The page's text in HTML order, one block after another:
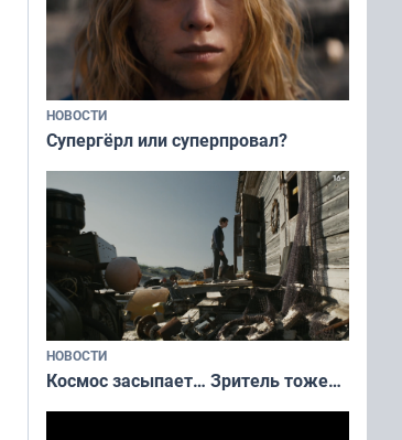
НОВОСТИ
Супергёрл или суперпровал?
НОВОСТИ
Космос засыпает… Зритель тоже…